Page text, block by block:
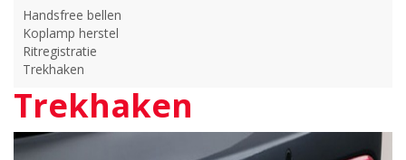
Handsfree bellen
Koplamp herstel
Ritregistratie
Trekhaken
Trekhaken